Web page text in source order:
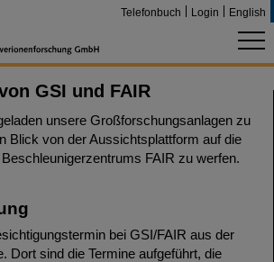
Telefonbuch Login English
GSI und FAIR
unsere Großforschungsanlagen zu
Blick von der Aussichtsplattform auf die
FAIR zu werfen.
bei GSI/FAIR aus der
Dort sind die Termine aufgeführt, die